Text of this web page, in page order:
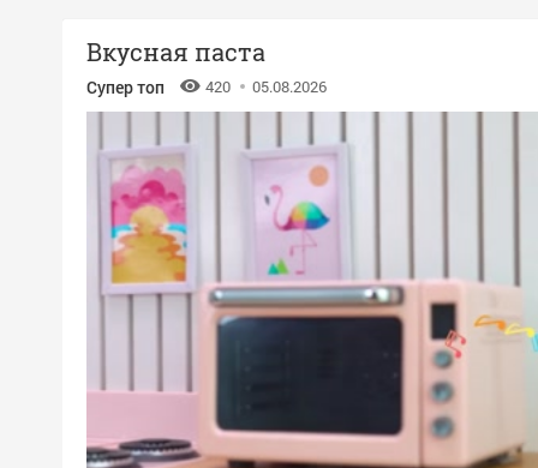
Вкусная паста
Супер топ 420 05.08.2026